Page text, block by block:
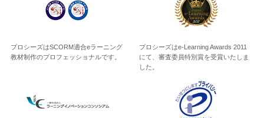
プロシーズはSCORM適合eラーニング
教材制作のプロフェッショナルです。
プロシーズはe-Learning Awards 2011
にて、審査委員特別賞を受賞いたしま
した。